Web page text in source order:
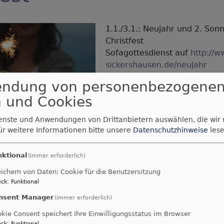
1.1./3.1.: Neujahr und 2.
Christfest
Sofagottesdienst auf http://
sickershausen.de/neujahr
Gottesdienst am 1.1. in der
Gottesdienst mit Lektorin Dill
(Hygienekonzept)
auf Pixabay
von personenbezogenen
und Cookies
und Anwendungen von Drittanbietern auswählen, die wir
weitere Informationen bitte unsere Datenschutzhinweise
(immer erforderlich)
von Daten: Cookie für die Benutzersitzung
: Funktional
Manager (immer erforderlich)
Consent speichert Ihre Einwilligungsstatus im Browser